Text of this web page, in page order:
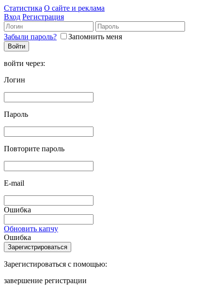
Статистика О сайте и реклама
Вход Регистрация
Забыли пароль? Запомнить меня
войти через:
Логин
Пароль
Повторите пароль
E-mail
Ошибка
Обновить капчу
Ошибка
Зарегистироваться с помощью:
завершение регистрации